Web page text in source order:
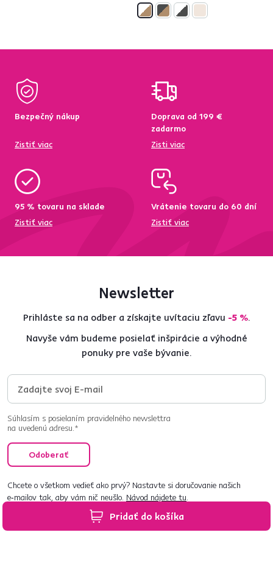
Pridať do košíka
Bezpečný nákup
Zistiť viac
Doprava od 199 €
zadarmo
Zisti viac
95 % tovaru na sklade
Zistiť viac
Vrátenie tovaru do 60 dní
Zistiť viac
Newsletter
Prihláste sa na odber a získajte uvítaciu zľavu -5 %.
Navyše vám budeme posielať inšpirácie a výhodné
ponuky pre vaše bývanie.
Súhlasím s posielaním pravidelného newslettra
na uvedenú adresu.*
Odoberať
Chcete o všetkom vedieť ako prvý? Nastavte si doručovanie našich
e‑mailov tak, aby vám nič neušlo. Návod nájdete tu.